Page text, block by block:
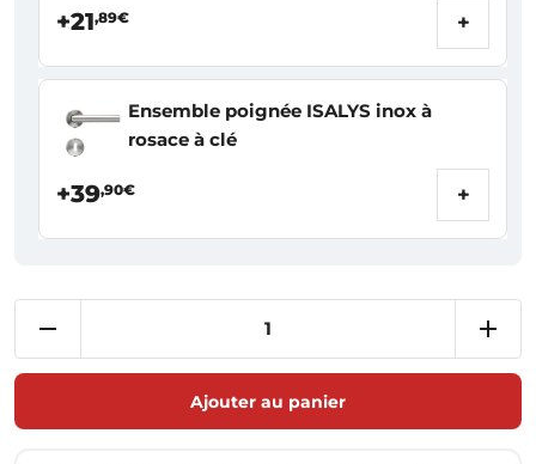
+21,89€ +
Ensemble poignée ISALYS inox à
rosace à clé
+39,90€ +
Ajouter au panier